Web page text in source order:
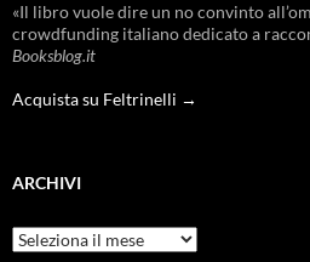
«Il libro vuole dire un no convinto
crowdfunding italiano dedicato a
Booksblog.it
Acquista su Feltrinelli →
ARCHIVI
Archivi